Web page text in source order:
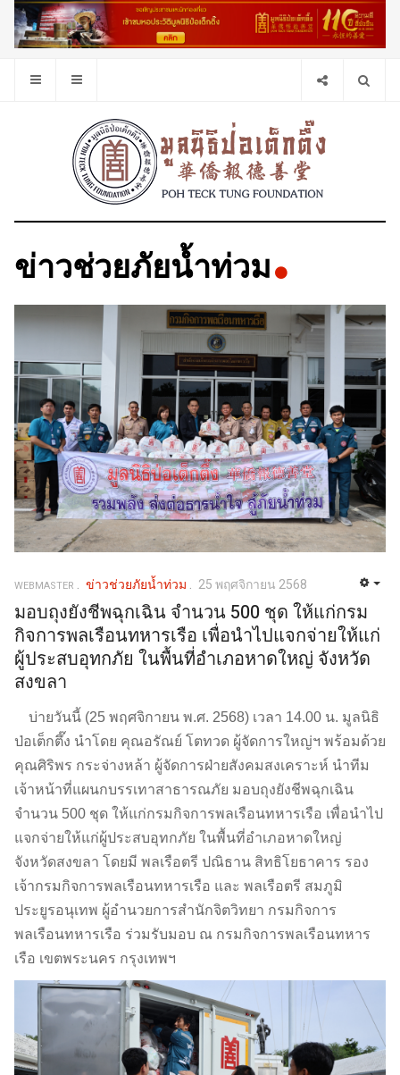
ข่าวช่วยภัยน้ำท่วม
WEBMASTER ข่าวช่วยภัยน้ำท่วม 25 พฤศจิกายน 2568
มอบถุงยังชีพฉุกเฉิน จำนวน 500 ชุด ให้แก่กรม
กิจการพลเรือนทหารเรือ เพื่อนำไปแจกจ่ายให้แก่
ผู้ประสบอุทกภัย ในพื้นที่อำเภอหาดใหญ่ จังหวัด
สงขลา
บ่ายวันนี้ (25 พฤศจิกายน พ.ศ. 2568) เวลา 14.00 น. มูลนิธิ
ป่อเต็กตึ๊ง นำโดย คุณอรัณย์ โตทวด ผู้จัดการใหญ่ฯ พร้อมด้วย
คุณศิริพร กระจ่างหล้า ผู้จัดการฝ่ายสังคมสงเคราะห์ นำทีม
เจ้าหน้าที่แผนกบรรเทาสาธารณภัย มอบถุงยังชีพฉุกเฉิน
จำนวน 500 ชุด ให้แก่กรมกิจการพลเรือนทหารเรือ เพื่อนำไป
แจกจ่ายให้แก่ผู้ประสบอุทกภัย ในพื้นที่อำเภอหาดใหญ่
จังหวัดสงขลา โดยมี พลเรือตรี ปณิธาน สิทธิโยธาคาร รอง
เจ้ากรมกิจการพลเรือนทหารเรือ และ พลเรือตรี สมภูมิ
ประยูรอนุเทพ ผู้อำนวยการสำนักจิตวิทยา กรมกิจการ
พลเรือนทหารเรือ ร่วมรับมอบ ณ กรมกิจการพลเรือนทหาร
เรือ เขตพระนคร กรุงเทพฯ